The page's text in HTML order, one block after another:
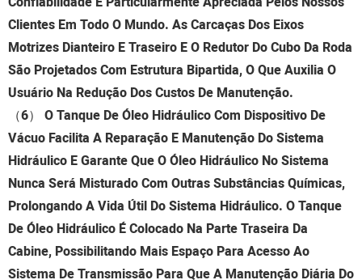
Clientes Em Todo O Mundo. As Carcaças Dos Eixos
Motrizes Dianteiro E Traseiro E O Redutor Do Cubo Da Roda
São Projetados Com Estrutura Bipartida, O Que Auxilia O
Usuário Na Redução Dos Custos De Manutenção.
（6） O Tanque De Óleo Hidráulico Com Dispositivo De
Vácuo Facilita A Reparação E Manutenção Do Sistema
Hidráulico E Garante Que O Óleo Hidráulico No Sistema
Nunca Será Misturado Com Outras Substâncias Químicas,
Prolongando A Vida Útil Do Sistema Hidráulico. O Tanque
De Óleo Hidráulico É Colocado Na Parte Traseira Da
Cabine, Possibilitando Mais Espaço Para Acesso Ao
Sistema De Transmissão Para Que A Manutenção Diária Do